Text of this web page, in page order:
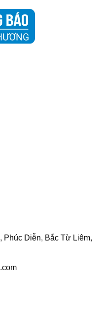
Phúc Diễn, Bắc Từ Liêm,